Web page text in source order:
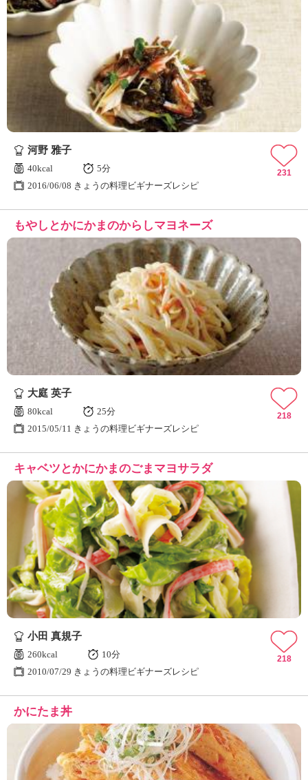
河野 雅子
40kcal
5分
2016/06/08 きょうの料理ビギナーズレシピ
231
もやしとかにかまのからしマヨネーズ
大庭 英子
80kcal
25分
2015/05/11 きょうの料理ビギナーズレシピ
218
キャベツとかにかまのごまマヨサラダ
小田 真規子
260kcal
10分
2010/07/29 きょうの料理ビギナーズレシピ
218
かにたま丼